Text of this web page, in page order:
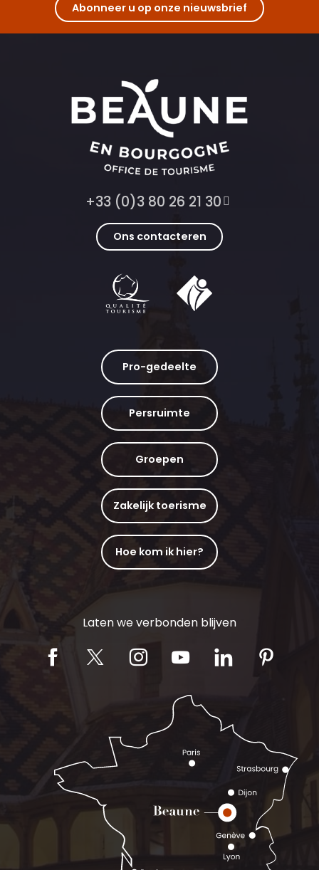
Abonneer u op onze nieuwsbrief
+33 (0)3 80 26 21 30
Ons contacteren
Pro-gedeelte
Persruimte
Groepen
Zakelijk toerisme
Hoe kom ik hier?
Laten we verbonden blijven